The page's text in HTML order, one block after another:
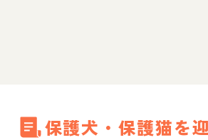
保護犬・保護猫を